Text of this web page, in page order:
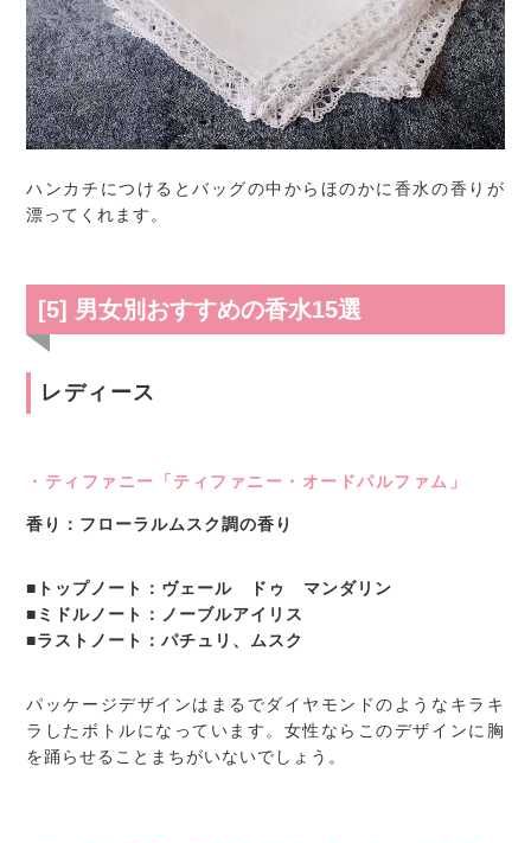
ハンカチにつけるとバッグの中からほのかに香水の香りが
漂ってくれます。
[5] 男女別おすすめの香水15選
レディース
・ティファニー「ティファニー・オードパルファム」
香り：フローラルムスク調の香り
■トップノート：ヴェール ドゥ マンダリン
■ミドルノート：ノーブルアイリス
■ラストノート：パチュリ、ムスク
パッケージデザインはまるでダイヤモンドのようなキラキ
ラしたボトルになっています。女性ならこのデザインに胸
を踊らせることまちがいないでしょう。